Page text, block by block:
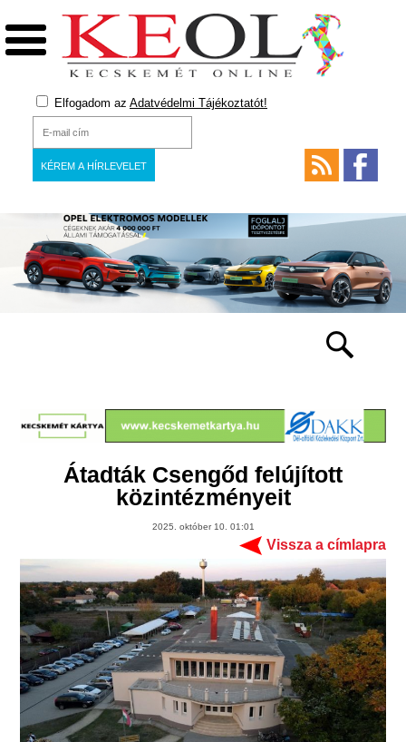
Elfogadom az Adatvédelmi Tájékoztatót!
Átadták Csengőd felújított
közintézményeit
2025. október 10. 01:01
Vissza a címlapra